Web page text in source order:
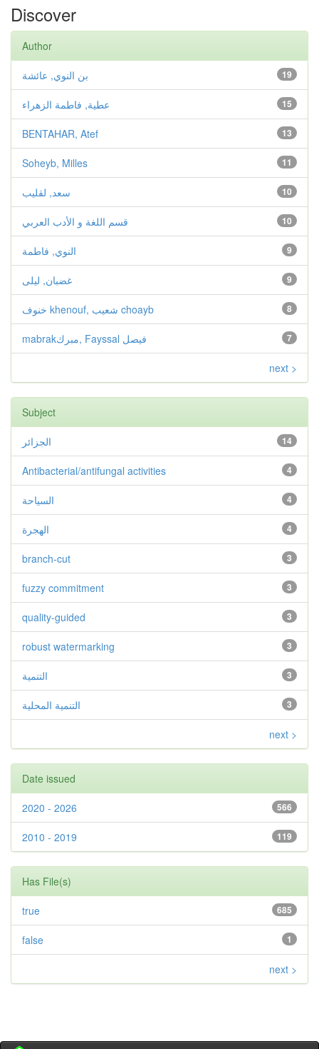
Discover
Author
19 بن النوي, عائشة
15 عطية, فاطمة الزهراء
13
BENTAHAR, Atef
11
Soheyb, Milles
10 سعد, لقليب
10 قسم اللغة و الأدب العربي
9 النوي, فاطمة
9 غضبان, ليلى
8 خنوف khenouf, شعيب choayb
7 mabrakمبرك, Fayssal فيصل
next >
Subject
14 الجزائر
4
Antibacterial/antifungal activities
4 السياحة
4 الهجرة
3
branch-cut
3
fuzzy commitment
3
quality-guided
3
robust watermarking
3 التنمية
3 التنمية المحلية
next >
Date issued
566
2020 - 2026
119
2010 - 2019
Has File(s)
685
true
1
false
next >